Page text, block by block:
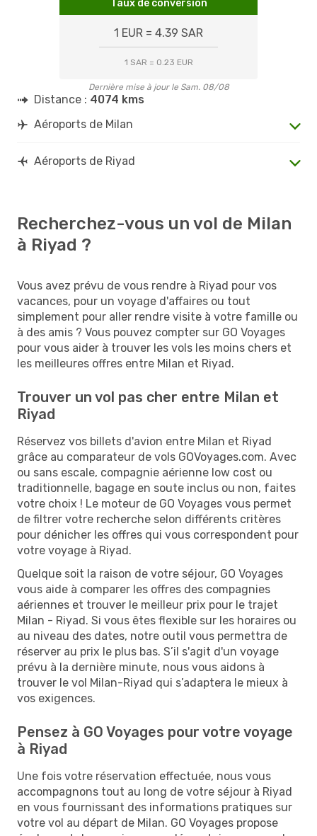
Taux de conversion
1 EUR = 4.39 SAR
1 SAR = 0.23 EUR
Dernière mise à jour le Sam. 08/08
Distance : 4074 kms
Aéroports de Milan
Aéroports de Riyad
Recherchez-vous un vol de Milan
à Riyad ?
Vous avez prévu de vous rendre à Riyad pour vos
vacances, pour un voyage d'affaires ou tout
simplement pour aller rendre visite à votre famille ou
à des amis ? Vous pouvez compter sur GO Voyages
pour vous aider à trouver les vols les moins chers et
les meilleures offres entre Milan et Riyad.
Trouver un vol pas cher entre Milan et
Riyad
Réservez vos billets d'avion entre Milan et Riyad
grâce au comparateur de vols GOVoyages.com. Avec
ou sans escale, compagnie aérienne low cost ou
traditionnelle, bagage en soute inclus ou non, faites
votre choix ! Le moteur de GO Voyages vous permet
de filtrer votre recherche selon différents critères
pour dénicher les offres qui vous correspondent pour
votre voyage à Riyad.
Quelque soit la raison de votre séjour, GO Voyages
vous aide à comparer les offres des compagnies
aériennes et trouver le meilleur prix pour le trajet
Milan - Riyad. Si vous êtes flexible sur les horaires ou
au niveau des dates, notre outil vous permettra de
réserver au prix le plus bas. S’il s'agit d'un voyage
prévu à la dernière minute, nous vous aidons à
trouver le vol Milan-Riyad qui s’adaptera le mieux à
vos exigences.
Pensez à GO Voyages pour votre voyage
à Riyad
Une fois votre réservation effectuée, nous vous
accompagnons tout au long de votre séjour à Riyad
en vous fournissant des informations pratiques sur
votre vol au départ de Milan. GO Voyages propose